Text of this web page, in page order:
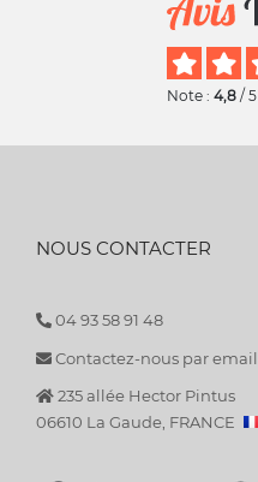
Note : 4,8 / 5
NOUS CONTACTER
04 93 58 91 48
Contactez-nous par email
235 allée Hector Pintus
06610 La Gaude, FRANCE